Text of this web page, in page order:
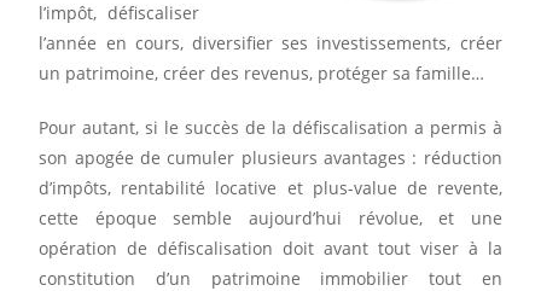
l’impôt, défiscaliser
l’année en cours, diversifier ses investissements, créer
un patrimoine, créer des revenus, protéger sa famille…
Pour autant, si le succès de la défiscalisation a permis à
son apogée de cumuler plusieurs avantages : réduction
d’impôts, rentabilité locative et plus-value de revente,
cette époque semble aujourd’hui révolue, et une
opération de défiscalisation doit avant tout viser à la
constitution d’un patrimoine immobilier tout en